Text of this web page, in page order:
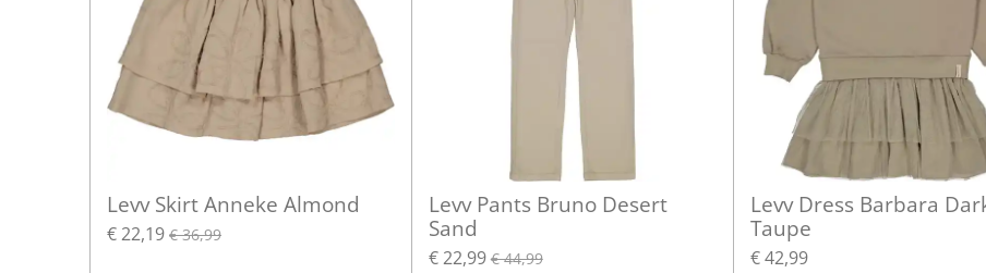
Levv Skirt Anneke Almond
€ 22,19 € 36,99
Levv Pants Bruno Desert
Sand
€ 22,99 € 44,99
Levv Dress Barbara
Taupe
€ 42,99